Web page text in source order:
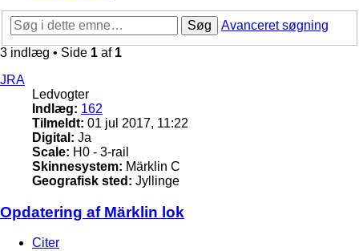
Søg
Avanceret søgning
3 indlæg • Side 1 af 1
JRA
Ledvogter
Indlæg: 162
Tilmeldt: 01 jul 2017, 11:22
Digital: Ja
Scale: H0 - 3-rail
Skinnesystem: Märklin C
Geografisk sted: Jyllinge
Opdatering af Märklin lok
Citer